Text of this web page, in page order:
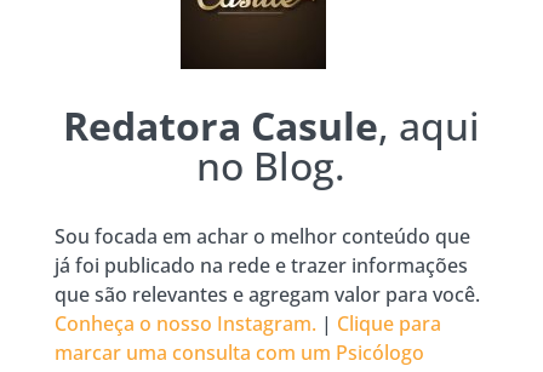
Redatora Casule, aqui
no Blog.
Sou focada em achar o melhor conteúdo que
já foi publicado na rede e trazer informações
que são relevantes e agregam valor para você.
Conheça o nosso Instagram. | Clique para
marcar uma consulta com um Psicólogo